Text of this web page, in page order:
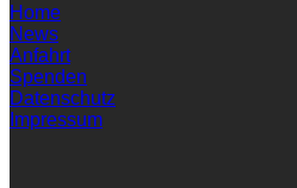
Home
News
Anfahrt
Spenden
Datenschutz
Impressum